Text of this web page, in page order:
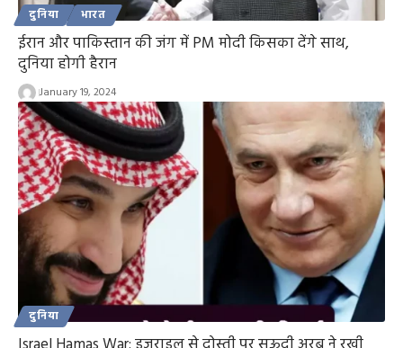
दुनिया भारत
ईरान और पाकिस्तान की जंग में PM मोदी किसका देंगे साथ,
दुनिया होगी हैरान
January 19, 2024
दुनिया